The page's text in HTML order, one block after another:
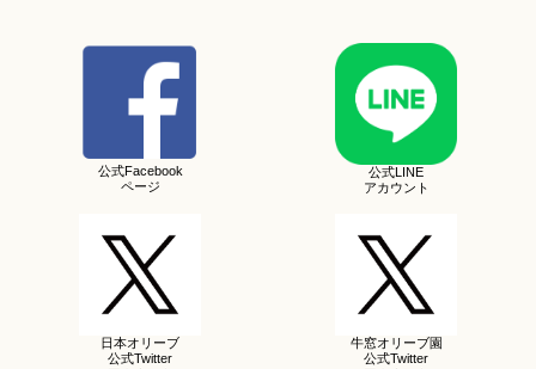
公式Facebook
ページ
公式LINE
アカウント
日本オリーブ
公式Twitter
牛窓オリーブ園
公式Twitter